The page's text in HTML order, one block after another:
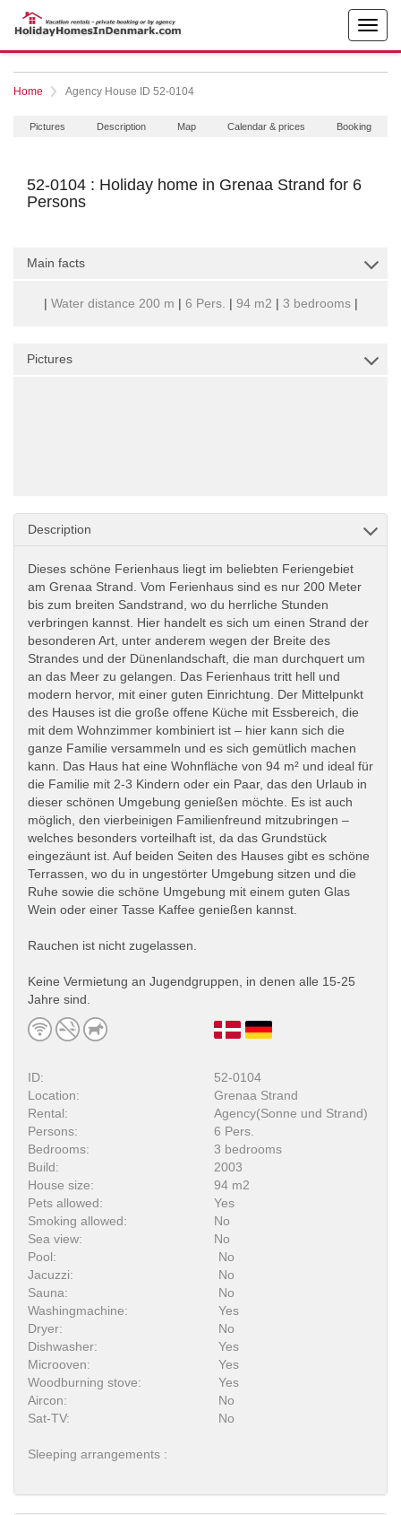
Home Agency House ID 52-0104
Pictures Description Map Calendar & prices Booking
52-0104 : Holiday home in Grenaa Strand for 6
Persons
Main facts
| Water distance 200 m | 6 Pers. | 94 m2 | 3 bedrooms|
Pictures
Description
Dieses schöne Ferienhaus liegt im beliebten Feriengebiet
am Grenaa Strand. Vom Ferienhaus sind es nur 200 Meter
bis zum breiten Sandstrand, wo du herrliche Stunden
verbringen kannst. Hier handelt es sich um einen Strand der
besonderen Art, unter anderem wegen der Breite des
Strandes und der Dünenlandschaft, die man durchquert um
an das Meer zu gelangen. Das Ferienhaus tritt hell und
modern hervor, mit einer guten Einrichtung. Der Mittelpunkt
des Hauses ist die große offene Küche mit Essbereich, die
mit dem Wohnzimmer kombiniert ist – hier kann sich die
ganze Familie versammeln und es sich gemütlich machen
kann. Das Haus hat eine Wohnfläche von 94 m² und ideal für
die Familie mit 2-3 Kindern oder ein Paar, das den Urlaub in
dieser schönen Umgebung genießen möchte. Es ist auch
möglich, den vierbeinigen Familienfreund mitzubringen –
welches besonders vorteilhaft ist, da das Grundstück
eingezäunt ist. Auf beiden Seiten des Hauses gibt es schöne
Terrassen, wo du in ungestörter Umgebung sitzen und die
Ruhe sowie die schöne Umgebung mit einem guten Glas
Wein oder einer Tasse Kaffee genießen kannst.
Rauchen ist nicht zugelassen.
Keine Vermietung an Jugendgruppen, in denen alle 15-25
Jahre sind.
ID:
52-0104
Location:
Grenaa Strand
Rental:
Agency(Sonne und Strand)
Persons:
6 Pers.
Bedrooms:
3 bedrooms
Build:
2003
House size:
94 m2
Pets allowed:
Yes
Smoking allowed:
No
Sea view:
No
Pool:
No
Jacuzzi:
No
Sauna:
No
Washingmachine:
Yes
Dryer:
No
Dishwasher:
Yes
Microoven:
Yes
Woodburning stove:
Yes
Aircon:
No
Sat-TV:
No
Sleeping arrangements :